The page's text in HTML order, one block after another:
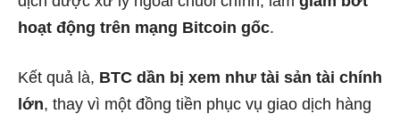
hoạt động trên mạng Bitcoin gốc.
Kết quả là, BTC dần bị xem như tài sản tài chính
lớn, thay vì một đồng tiền phục vụ giao dịch hàng